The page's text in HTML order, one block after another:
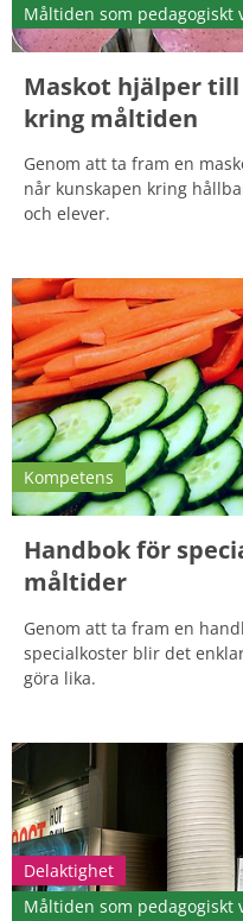
Måltiden som pedagogiskt
Maskot hjälper
kring måltiden
Genom att ta fram en
når kunskapen kring
och elever.
Kompetens
Handbok för
måltider
Genom att ta fram en
specialkoster blir det
göra lika.
Delaktighet
Måltiden som pedagogiskt